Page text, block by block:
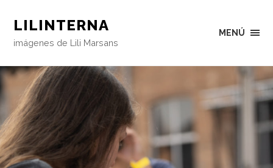
LILINTERNA
imágenes de Lili Marsans
MENÚ